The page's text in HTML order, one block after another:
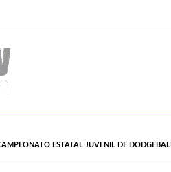
ESTATAL JUVENIL DE